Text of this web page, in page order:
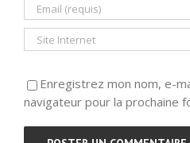
Enregistrez mon nom, e-
navigateur pour la prochaine